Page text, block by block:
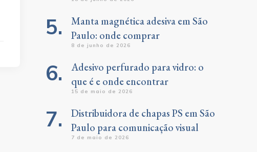
Manta magnética adesiva em São
Paulo: onde comprar
8 de junho de 2026
Adesivo perfurado para vidro: o
que é e onde encontrar
15 de maio de 2026
Distribuidora de chapas PS em São
Paulo para comunicação visual
7 de maio de 2026